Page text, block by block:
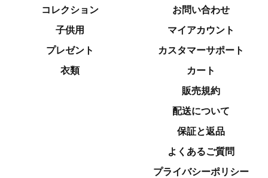
コレクション
子供用
プレゼント
衣類
お問い合わせ
マイアカウント
カスタマーサポート
カート
販売規約
配送について
保証と返品
よくあるご質問
プライバシーポリシー